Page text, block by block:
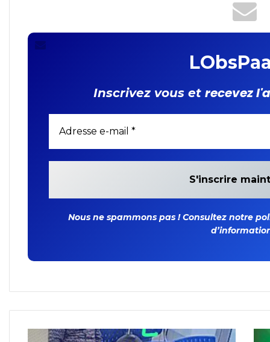
Inscrivez vous et recevez
Nous ne spammons pas ! Consultez notre